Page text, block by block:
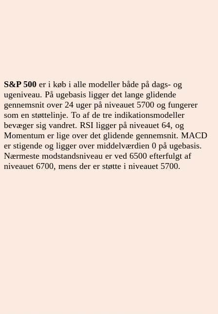
S&P 500 er i køb i alle modeller både på dags- og
ugeniveau. På ugebasis ligger det lange glidende
gennemsnit over 24 uger på niveauet 5700 og fungerer
som en støttelinje. To af de tre indikationsmodeller
bevæger sig vandret. RSI ligger på niveauet 64, og
Momentum er lige over det glidende gennemsnit. MACD
er stigende og ligger over middelværdien 0 på ugebasis.
Nærmeste modstandsniveau er ved 6500 efterfulgt af
niveauet 6700, mens der er støtte i niveauet 5700.